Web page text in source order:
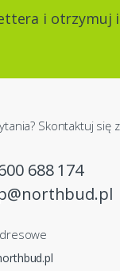
i otrzymuj
Skontaktuj się z
688 174